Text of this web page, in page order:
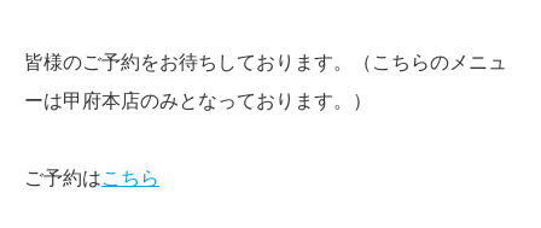
皆様のご予約をお待ちしております。（こちらのメニュ
ーは甲府本店のみとなっております。）
ご予約はこちら